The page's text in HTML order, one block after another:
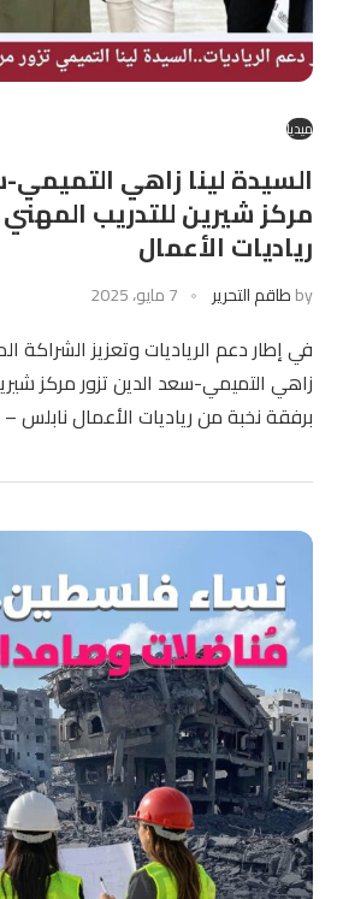
ميديا
السيدة لينا زاهي
مركز شيرين للتدريب
رياديات الأعمال
byطاقم التحرير 7 مايو، 2025
في إطار دعم الرياديات وتعزيز الشراكة
زاهي التميمي-سعد الدين تزور مركز
برفقة نخبة من رياديات الأعمال نابلس